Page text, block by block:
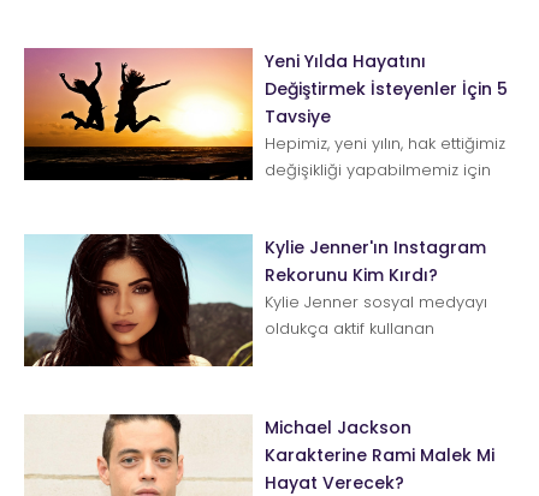
Yeni Yılda Hayatını
Değiştirmek İsteyenler İçin 5
Tavsiye
Hepimiz, yeni yılın, hak ettiğimiz
değişikliği yapabilmemiz için
Kylie Jenner'ın Instagram
Rekorunu Kim Kırdı?
Kylie Jenner sosyal medyayı
oldukça aktif kullanan
Michael Jackson
Karakterine Rami Malek Mi
Hayat Verecek?